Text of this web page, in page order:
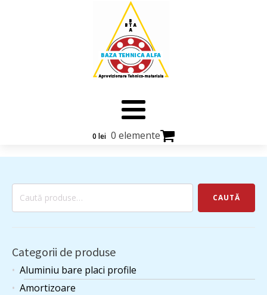
0 lei 0 elemente
Caută
CAUTĂ
Categorii de produse
Aluminiu bare placi profile
Amortizoare